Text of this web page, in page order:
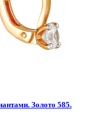
Золото 585.